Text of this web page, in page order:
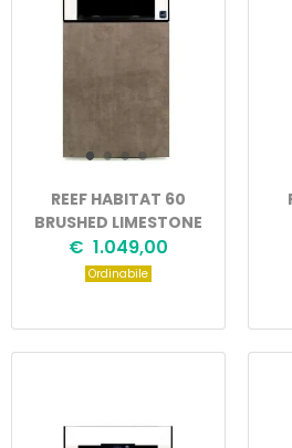
REEF HABITAT 60
BRUSHED LIMESTONE
€ 1.049,00
Ordinabile